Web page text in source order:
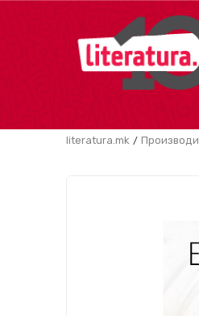
literatura.mk Производи